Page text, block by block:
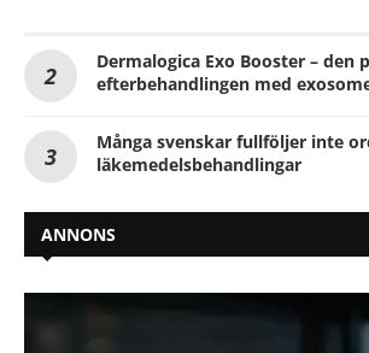
Dermalogica Exo Booster – den
efterbehandlingen med
Många svenskar fullföljer inte
läkemedelsbehandlingar
ANNONS